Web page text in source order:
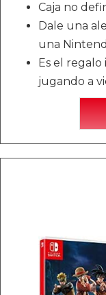
Caja no
Dale una
una
Es el
jugando a